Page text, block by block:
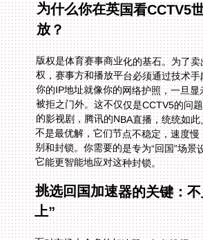
为什么你在英国看CCTV5
放？
版权是体育赛事商业化的基石。为了
权，赛事方和播放平台必须通过技术
你的IP地址就像你的网络护照，一旦
被拒之门外。这不仅仅是CCTV5的问
的影视剧，腾讯的NBA直播，统统如
不是最优解，它们节点不稳定，速度
别和封锁。你需要的是专为“回国”场
它能更智能地应对这种封锁。
挑选回国加速器的关键：
上”